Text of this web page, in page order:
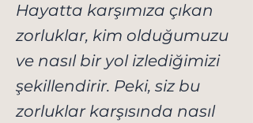
Hayatta karşımıza çıkan
zorluklar, kim olduğumuzu
ve nasıl bir yol izlediğimizi
şekillendirir. Peki, siz bu
zorluklar karşısında nasıl